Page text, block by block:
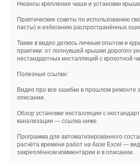
Нюансы крепления чаши и установки
Практические советы по использованию
пасты) и избеганию распространённых
Также в видео делюсь личным опытом и
практики: от лопнувшей крышки дорогого
нестандартных инсталляций с крохотной
Полезные ссылки:
Видео про все ошибки в прошлом ремонте
описании.
Обзор установки инсталляции с
канализации — ссылка ниже.
Программа для автоматизированного
расчёта времени работ на базе Excel —
закреплённом комментарии и в описании.